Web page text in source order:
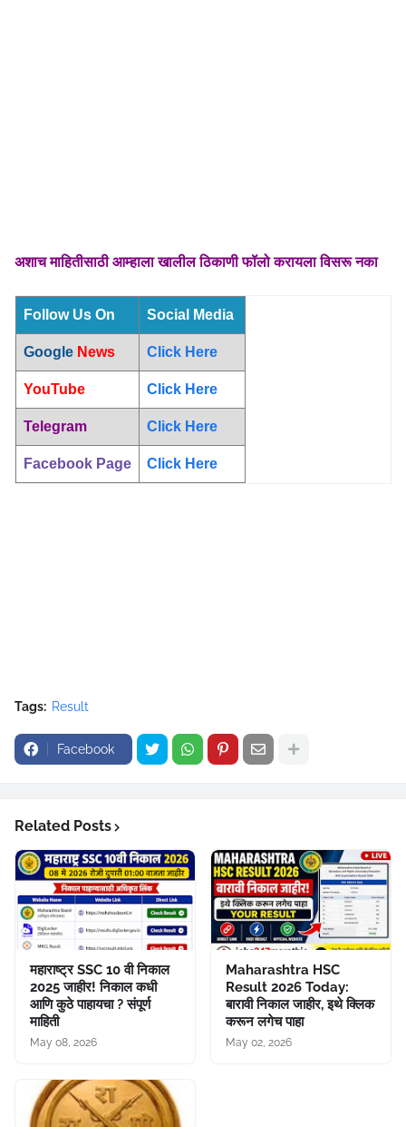
अशाच माहितीसाठी आम्हाला खालील ठिकाणी फॉलो करायला विसरू नका
Follow Us On Social Media
Google News Click Here
YouTube Click Here
Telegram Click Here
Facebook Page Click Here
Tags: Result
Facebook
Related Posts
महाराष्ट्र SSC 10 वी निकाल
2025 जाहीर! निकाल कधी
आणि कुठे पाहायचा ? संपूर्ण
माहिती
May 08, 2026
Maharashtra HSC
Result 2026 Today:
बारावी निकाल जाहीर, इथे क्लिक
करून लगेच पाहा
May 02, 2026